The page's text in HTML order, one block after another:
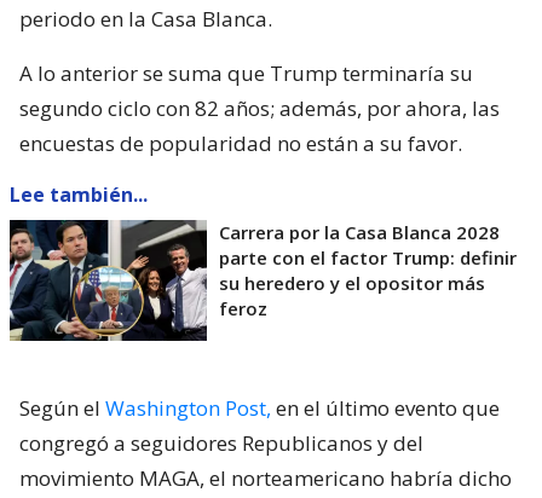
periodo en la Casa Blanca.
A lo anterior se suma que Trump terminaría su
segundo ciclo con 82 años; además, por ahora, las
encuestas de popularidad no están a su favor.
Lee también...
Carrera por la Casa Blanca 2028
parte con el factor Trump: definir
su heredero y el opositor más
feroz
Según el Washington Post, en el último evento que
congregó a seguidores Republicanos y del
movimiento MAGA, el norteamericano habría dicho